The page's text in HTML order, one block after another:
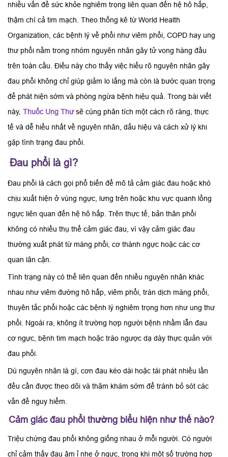
nhiều vấn đề sức khỏe nghiêm trọng liên quan đến hệ hô hấp,
thậm chí cả tim mạch. Theo thống kê từ World Health
Organization, các bệnh lý về phổi như viêm phổi, COPD hay ung
thư phổi nằm trong nhóm nguyên nhân gây tử vong hàng đầu
trên toàn cầu. Điều này cho thấy việc hiểu rõ nguyên nhân gây
đau phổi không chỉ giúp giảm lo lắng mà còn là bước quan trọng
để phát hiện sớm và phòng ngừa bệnh hiệu quả. Trong bài viết
này, Thuốc Ung Thưsẽ cùng phân tích một cách rõ ràng, thực
tế và dễ hiểu nhất về nguyên nhân, dấu hiệu và cách xử lý khi
gặp tình trạng đau phổi.
Đau phổi là gì?
Đau phổi là cách gọi phổ biến để mô tả cảm giác đau hoặc khó
chịu xuất hiện ở vùng ngực, lưng trên hoặc khu vực quanh lồng
ngực liên quan đến hệ hô hấp. Trên thực tế, bản thân phổi
không có nhiều thụ thể cảm giác đau, vì vậy cảm giác đau
thường xuất phát từ màng phổi, cơ thành ngực hoặc các cơ
quan lân cận.
Tình trạng này có thể liên quan đến nhiều nguyên nhân khác
nhau như viêm đường hô hấp, viêm phổi, tràn dịch màng phổi,
thuyên tắc phổi hoặc các bệnh lý nghiêm trọng hơn như ung thư
phổi. Ngoài ra, không ít trường hợp người bệnh nhầm lẫn đau
cơ ngực, bệnh tim mạch hoặc trào ngược dạ dày thực quản với
đau phổi.
Dù nguyên nhân là gì, cơn đau kéo dài hoặc tái phát nhiều lần
đều cần được theo dõi và thăm khám sớm để tránh bỏ sót các
vấn đề nguy hiểm.
Cảm giác đau phổi thường biểu hiện như thế nào?
Triệu chứng đau phổi không giống nhau ở mỗi người. Có người
chỉ cảm thấy đau âm ỉ nhẹ ở ngực, trong khi một số trường hợp